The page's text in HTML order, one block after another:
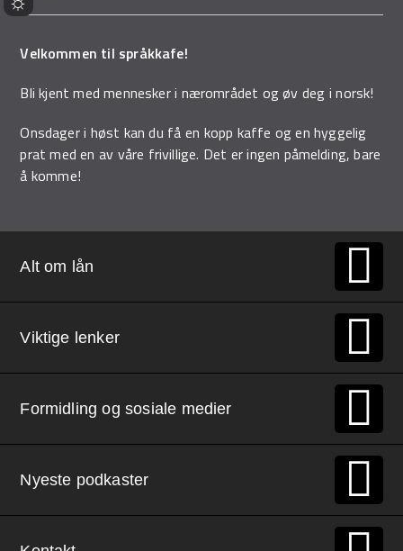
Velkommen til språkkafe!
Bli kjent med mennesker i nærområdet og øv deg i norsk!
Onsdager i høst kan du få en kopp kaffe og en hyggelig
prat med en av våre frivillige. Det er ingen påmelding, bare
å komme!
Alt om lån
Viktige lenker
Formidling og sosiale medier
Nyeste podkaster